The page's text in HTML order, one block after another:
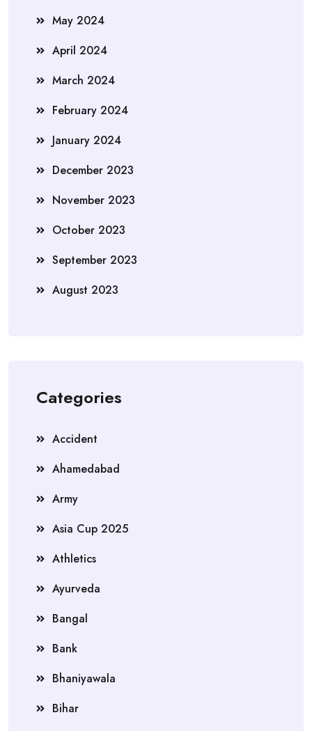
May 2024
April 2024
March 2024
February 2024
January 2024
December 2023
November 2023
October 2023
September 2023
August 2023
Categories
Accident
Ahamedabad
Army
Asia Cup 2025
Athletics
Ayurveda
Bangal
Bank
Bhaniyawala
Bihar